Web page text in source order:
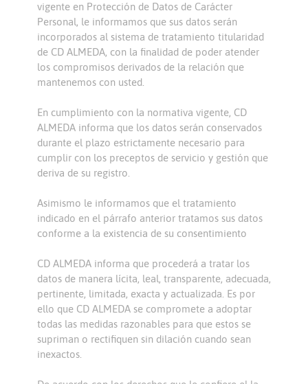
vigente en Protección de Datos de Carácter
Personal, le informamos que sus datos serán
incorporados al sistema de tratamiento titularidad
de CD ALMEDA, con la finalidad de poder atender
los compromisos derivados de la relación que
mantenemos con usted.
En cumplimiento con la normativa vigente, CD
ALMEDA informa que los datos serán conservados
durante el plazo estrictamente necesario para
cumplir con los preceptos de servicio y gestión que
deriva de su registro.
Asimismo le informamos que el tratamiento
indicado en el párrafo anterior tratamos sus datos
conforme a la existencia de su consentimiento
CD ALMEDA informa que procederá a tratar los
datos de manera lícita, leal, transparente, adecuada,
pertinente, limitada, exacta y actualizada. Es por
ello que CD ALMEDA se compromete a adoptar
todas las medidas razonables para que estos se
supriman o rectifiquen sin dilación cuando sean
inexactos.